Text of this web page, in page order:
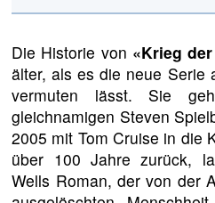
Die Historie von «Krieg
älter, als es die neue Serie
vermuten lässt. Sie
gleichnamigen Steven
2005 mit Tom Cruise in die
über 100 Jahre zurück,
Wells Roman, der von der